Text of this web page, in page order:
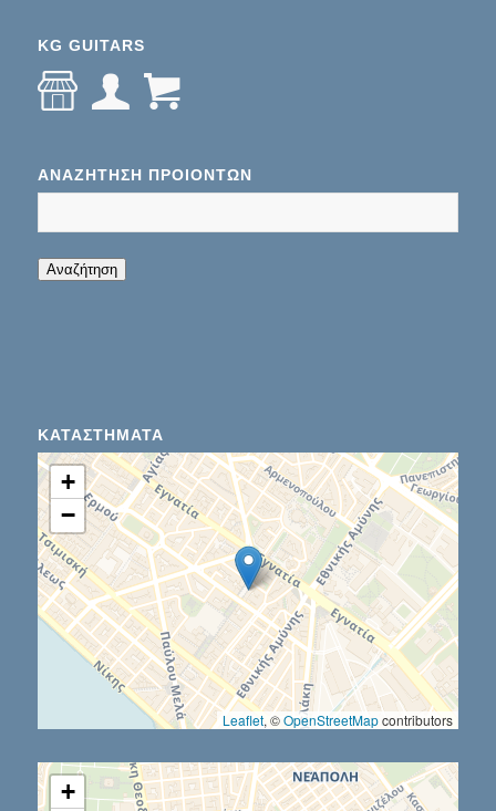
KG GUITARS
ΑΝΑΖΉΤΗΣΗ ΠΡΟΊΌΝΤΩΝ
Αναζήτηση
ΚΑΤΑΣΤΉΜΑΤΑ
+
−
Leaflet, ©OpenStreetMapcontributors
+